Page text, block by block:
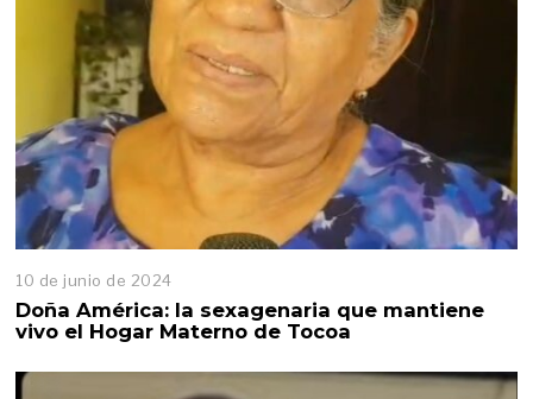
10 de junio de 2024
0
d
e
Doña América: la sexagenaria que mantiene
vivo el Hogar Materno de Tocoa